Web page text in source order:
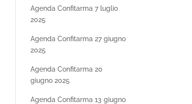
Agenda Confitarma 7 luglio
2025
Agenda Confitarma 27 giugno
2025
Agenda Confitarma 20
giugno 2025
Agenda Confitarma 13 giugno